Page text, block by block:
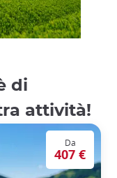
di
attività!
Da
407 €